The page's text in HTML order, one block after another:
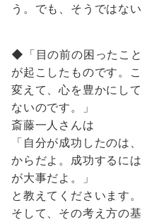
う。でも、そうではない
◆「目の前の困ったこ
が起こしたものです。
変えて、心を豊かにし
ないのです。」
斎藤一人さんは
「自分が成功したのは
からだよ。成功するに
が大事だよ。」
と教えてくださいます。
そして、その考え方の